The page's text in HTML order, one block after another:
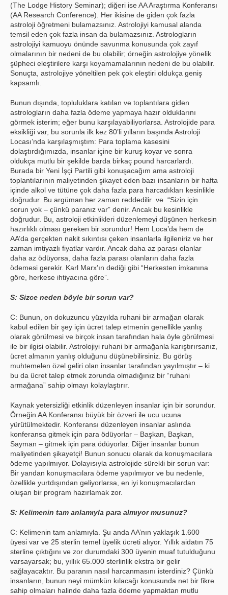
(The Lodge History Seminar); diğeri ise AA Araştırma Konferansı
(AA Research Conference). Her ikisine de giden çok fazla
astroloji öğretmeni bulamazsınız. Astrolojiyi kamusal alanda
temsil eden çok fazla insan da bulamazsınız. Astrologların
astrolojiyi kamuoyu önünde savunma konusunda çok zayıf
olmalarının bir nedeni de bu olabilir; örneğin astrolojiye yönelik
şüpheci eleştirilere karşı koyamamalarının nedeni de bu olabilir.
Sonuçta, astrolojiye yöneltilen pek çok eleştiri oldukça geniş
kapsamlı.
Bunun dışında, topluluklara katılan ve toplantılara giden
astrologların daha fazla ödeme yapmaya hazır olduklarını
görmek isterim; eğer bunu karşılayabiliyorlarsa. Astrolojide para
eksikliği var, bu sorunla ilk kez 80’li yılların başında Astroloji
Locası’nda karşılaşmıştım: Para toplama kasesini
dolaştırdığımızda, insanlar içine bir kuruş koyar ve sonra
oldukça mutlu bir şekilde barda birkaç pound harcarlardı.
Burada bir Yeni İşçi Partili gibi konuşacağım ama astroloji
toplantılarının maliyetinden şikayet eden bazı insanların bir hafta
içinde alkol ve tütüne çok daha fazla para harcadıkları kesinlikle
doğrudur. Bu argüman her zaman reddedilir ve “Sizin için
sorun yok – çünkü paranız var” denir. Ancak bu kesinlikle
doğrudur. Bu, astroloji etkinlikleri düzenlemeyi düşünen herkesin
hazırlıklı olması gereken bir sorundur! Hem Loca’da hem de
AA’da gerçekten nakit sıkıntısı çeken insanlarla ilgileniriz ve her
zaman imtiyazlı fiyatlar vardır. Ancak daha az parası olanlar
daha az ödüyorsa, daha fazla parası olanların daha fazla
ödemesi gerekir. Karl Marx’ın dediği gibi “Herkesten imkanına
göre, herkese ihtiyacına göre”.
S: Sizce neden böyle bir sorun var?
C: Bunun, on dokuzuncu yüzyılda ruhani bir armağan olarak
kabul edilen bir şey için ücret talep etmenin genellikle yanlış
olarak görülmesi ve birçok insan tarafından hala öyle görülmesi
ile bir ilgisi olabilir. Astrolojiyi ruhani bir armağanla karıştırırsanız,
ücret almanın yanlış olduğunu düşünebilirsiniz. Bu görüş
muhtemelen özel geliri olan insanlar tarafından yayılmıştır – ki
bu da ücret talep etmek zorunda olmadığınız bir “ruhani
armağana” sahip olmayı kolaylaştırır.
Kaynak yetersizliği etkinlik düzenleyen insanlar için bir sorundur.
Örneğin AA Konferansı büyük bir özveri ile ucu ucuna
yürütülmektedir. Konferansı düzenleyen insanlar aslında
konferansa gitmek için para ödüyorlar – Başkan, Başkan,
Sayman – gitmek için para ödüyorlar. Diğer insanlar bunun
maliyetinden şikayetçi! Bunun sonucu olarak da konuşmacılara
ödeme yapılmıyor. Dolayısıyla astrolojide sürekli bir sorun var:
Bir yandan konuşmacılara ödeme yapılmıyor ve bu nedenle,
özellikle yurtdışından geliyorlarsa, en iyi konuşmacılardan
oluşan bir program hazırlamak zor.
S: Kelimenin tam anlamıyla para almıyor musunuz?
C: Kelimenin tam anlamıyla. Şu anda AA’nın yaklaşık 1.600
üyesi var ve 25 sterlin temel üyelik ücreti alıyor. Yıllık aidatın 75
sterline çıktığını ve zor durumdaki 300 üyenin muaf tutulduğunu
varsayarsak; bu, yıllık 65.000 sterlinlik ekstra bir gelir
sağlayacaktır. Bu paranın nasıl harcanmasını isterdiniz? Çünkü
insanların, bunun neyi mümkün kılacağı konusunda net bir fikre
sahip olmaları halinde daha fazla ödeme yapmaktan mutlu